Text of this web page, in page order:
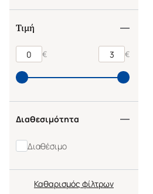
Τιμή
€ €
Διαθεσιμότητα
Διαθέσιμο
Καθαρισμός